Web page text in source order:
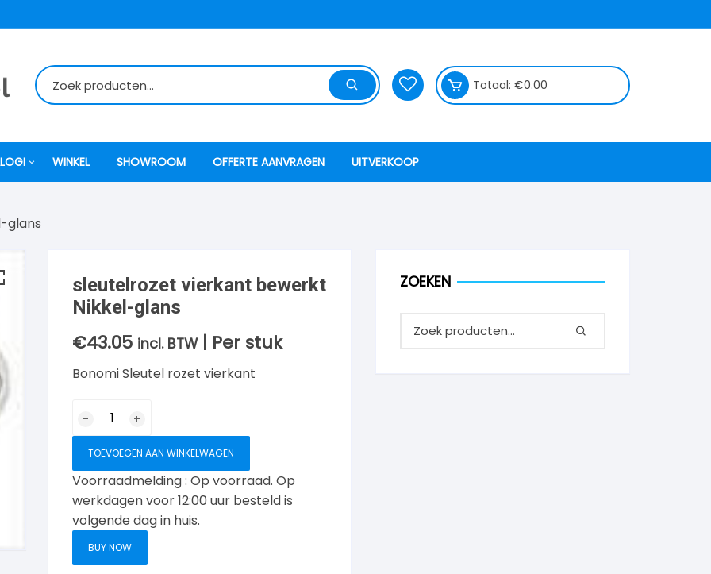
Totaal: €0.00
WINKEL SHOWROOM OFFERTE AANVRAGEN UITVERKOOP
glans
sleutelrozet vierkant bewerkt
Nikkel-glans
€43.05 incl. BTW | Per stuk
Bonomi Sleutel rozet vierkant
vierkant
bewerkt
glans
aantal
TOEVOEGEN AAN WINKELWAGEN
Voorraadmelding : Op voorraad. Op
werkdagen voor 12:00 uur besteld is
volgende dag in huis.
BUY NOW
ZOEKEN